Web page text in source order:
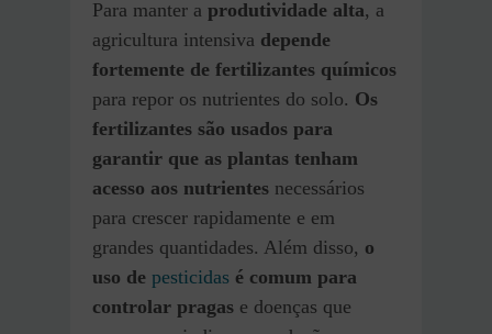
Para manter a produtividade alta, a
agricultura intensiva depende
fortemente de fertilizantes químicos
para repor os nutrientes do solo. Os
fertilizantes são usados para
garantir que as plantas tenham
acesso aos nutrientes necessários
para crescer rapidamente e em
grandes quantidades. Além disso, o
uso de pesticidas é comum para
controlar pragas e doenças que